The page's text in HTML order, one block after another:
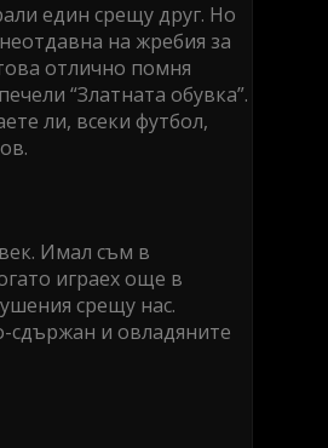
един срещу друг. Но
на жребия за
отлично помня
“Златната обувка”.
ли, всеки футбол,
Имал съм в
играех още в
срещу нас.
сдържан и овладяните